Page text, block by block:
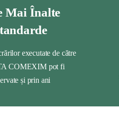
Mai Înalte
executate de către
COMEXIM pot fi
și prin ani